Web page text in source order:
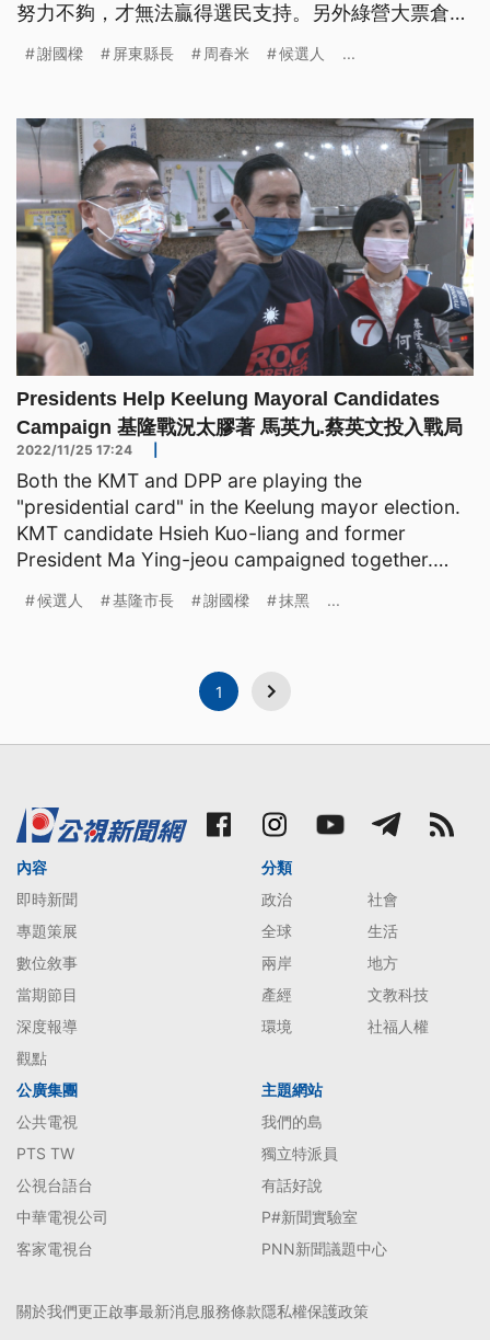
努力不夠，才無法贏得選民支持。另外綠營大票倉屏
選人周春米以不到1萬票差距當選，藍營候選人蘇清
律途徑，不排除驗票。
謝國樑 屏東縣長 周春米 候選人 ...
Presidents Help Keelung Mayoral Candidates
Campaign 基隆戰況太膠著 馬英九.蔡英文投入戰局
2022/11/25 17:24
Both the KMT and DPP are playing the
"presidential card" in the Keelung mayor election.
KMT candidate Hsieh Kuo-liang and former
President Ma Ying-jeou campaigned together.
候選人 基隆市長 謝國樑 抹黑 ...
1
內容
即時新聞
專題策展
數位敘事
當期節目
深度報導
觀點
分類
政治
社會
全球
生活
兩岸
地方
產經
文教科技
環境
社福人權
公廣集團
公共電視
PTS TW
公視台語台
中華電視公司
客家電視台
主題網站
我們的島
獨立特派員
有話好說
P#新聞實驗室
PNN新聞議題中心
關於我們更正啟事最新消息服務條款隱私權保護政策